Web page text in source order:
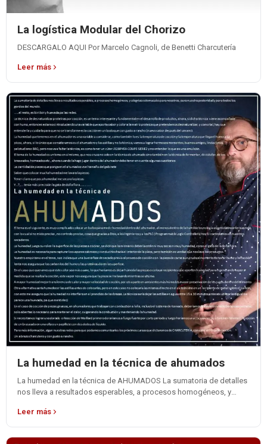
La logística Modular del Chorizo
DESCARGALO AQUI Por Marcelo Cagnoli, de Benetti Charcutería
Leer más
La humedad en la técnica de ahumados
La humedad en la técnica de AHUMADOS La sumatoria de detalles
nos lleva a resultados esperables, a procesos homogéneos, y
Leer más